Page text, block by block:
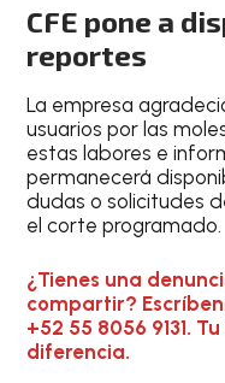
CFE pone a
reportes
La empresa
usuarios por las
estas labores e
permanecerá
dudas o solicitudes
el corte programado.
¿Tienes una
compartir?
+52 55 8056 9131.
diferencia.